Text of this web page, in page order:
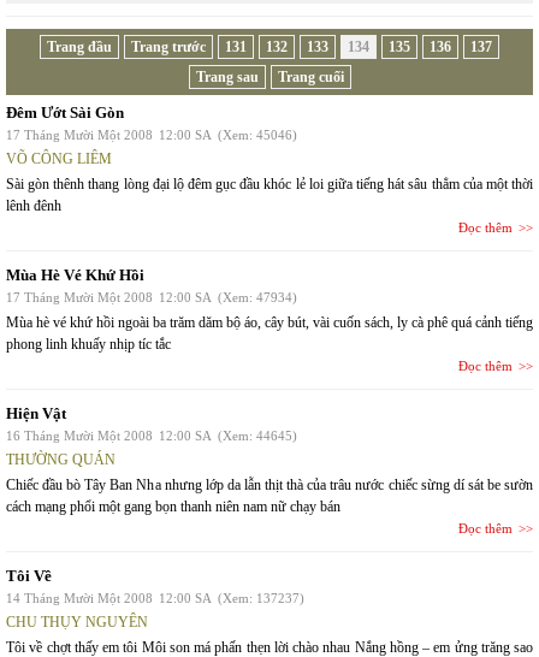
Trang đầu Trang trước 131 132 133 134 135 136
137
Trang sau
Trang cuối
Đêm Ướt Sài Gòn
17 Tháng Mười Một 2008 12:00 SA (Xem: 45046)
VÕ CÔNG LIÊM
Sài gòn thênh thang lòng đại lộ đêm gục đầu khóc lẻ loi giữa tiếng hát sâu thẳm của một thời
lênh đênh
Đọc thêm
Mùa Hè Vé Khứ Hồi
17 Tháng Mười Một 2008 12:00 SA (Xem: 47934)
Mùa hè vé khứ hồi ngoài ba trăm dăm bộ áo, cây bút, vài cuốn sách, ly cà phê quá cảnh tiếng
phong linh khuấy nhịp tíc tắc
Đọc thêm
Hiện Vật
16 Tháng Mười Một 2008 12:00 SA (Xem: 44645)
THƯỜNG QUÁN
Chiếc đầu bò Tây Ban Nha nhưng lớp da lẫn thịt thà của trâu nước chiếc sừng dí sát be sườn
cách mạng phổi một gang bọn thanh niên nam nữ chạy bán
Đọc thêm
Tôi Về
14 Tháng Mười Một 2008 12:00 SA (Xem: 137237)
CHU THỤY NGUYÊN
Tôi về chợt thấy em tôi Môi son má phấn thẹn lời chào nhau Nắng hồng – em ửng trăng sao